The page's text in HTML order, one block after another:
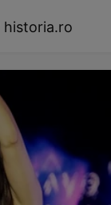
historia.ro